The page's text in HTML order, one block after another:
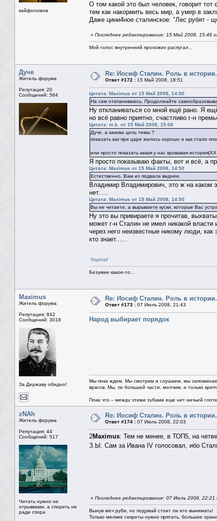
кайфоломов
О том какой это был человек, говорит
тем как накормить весь мир, а умер в
Даже цини4ное сталинское: "Лес рубят -
« Последнее редактирование: 15 Май 2008, 15:46
Мой голос внутренний прохожих распугал...
Дуче
Житель форума
Репутация: 20
Сообщений: 564
Re: Иосиф Сталин. Роль в истории.
Ответ #172 : 15 Май 2008, 18:51
Цитата: Maximus от 15 Май 2008, 14:50
На сим откланиваюсь. Продолжайте
Ну откланиваться со мной ещё рано. Я
но всё равно приятно, счастливо г-н
Цитата: m.k. от 15 Май 2008, 15:00
Дуче, а какова цель темы ?
показать как при царе жилось хорошо и как стало
или просто показать какая у нас кровавая
Я просто показываю факты, вот и всё, а
Цитата: Maximus от 15 Май 2008, 14:50
Естественно, Вам из подвала виднее.
Владимир Владимирович, это ж на каком
нет.....
Цитата: Maximus от 15 Май 2008, 14:50
Вы не читаете, а вырываете куски, которые Вас
Ну это вы привираете я прочитав,
может г-н Сталин не имел никакой
через него неизвестные никому люди, как
кто знает......
Raphail
Безумие какое-то...
Maximus
Житель форума
Репутация: 842
Сообщений: 3018
За Державу обидно!
Re: Иосиф Сталин. Роль в истории.
Ответ #173 : 07 Июль 2008, 21:43
Народ выбирает порядок
Мы пока ждем. Мы смотрим и слушаем, мы
врагов. Мы, по большей части, молчим, и только
Пока что – между этими зубами еще нет ничьей
zNAh
Житель форума
Репутация: 44
Сообщений: 517
Читать нужно не
отрывками, а спорить не
ради спора
Re: Иосиф Сталин. Роль в истории.
Ответ #174 : 07 Июль 2008, 22:03
2Maximus: Тем не менее, в ТОП5, на
З.Ы. Сам за Ивана IV голосовал, ибо
« Последнее редактирование: 07 Июль 2008, 22:21
Вынув меч руби, но подумай стоит ли его вынимать!
Только мелкие секреты нужно прятать, большие